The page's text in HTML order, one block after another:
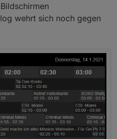
wehrt sich noch gegen